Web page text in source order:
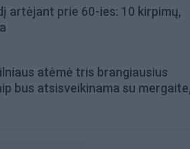
artėjant prie 60-ies: 10 kirpimų,
atėmė tris brangiausius
bus atsisveikinama su